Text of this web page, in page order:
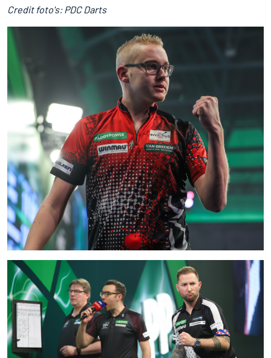
Credit foto's: PDC Darts